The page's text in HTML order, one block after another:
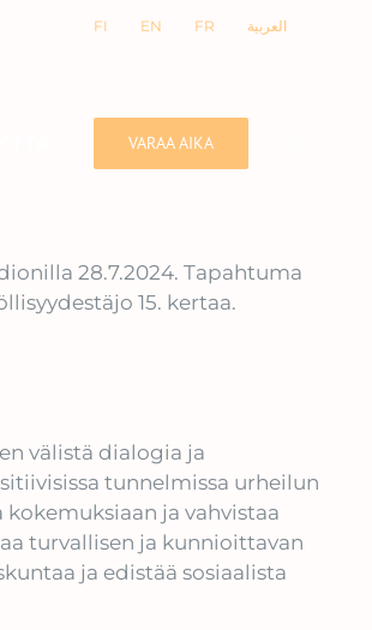
FI EN FR العربية
VARAA AIKA
28.7.2024. Tapahtuma
15. kertaa.
välistä dialogia ja
tunnelmissa urheilun
ja vahvistaa
turvallisen ja kunnioittavan
ja edistää sosiaalista